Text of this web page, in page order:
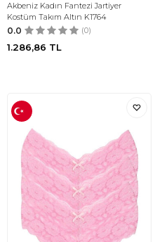
Akbeniz Kadın Fantezi Jartiyer
Kostüm Takım Altın K1764
0.0 (0)
1.286,86 TL